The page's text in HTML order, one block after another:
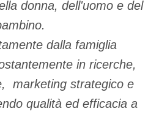
donna, dell'uomo e del
dalla famiglia
in ricerche,
marketing strategico e
qualità ed efficacia a